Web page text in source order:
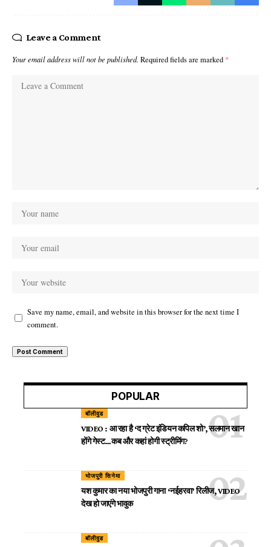
Leave a Comment
Your email address will not be published. Required fields are marked *
Save my name, email, and website in this browser for the next time I
comment.
POPULAR
बॉलीवुड
VIDEO : आ रहा है ‘द ग्रेट इंडियन कपिल शो’, सलमान खान
होंगे गेस्ट…कब और कहां होगी स्ट्रीमिंग?
भोजपुरी सिनेमा
यश कुमार का नया भोजपुरी गाना ‘नईहरवा’ रिलीज, VIDEO
देख हो जाएंगे भावुक
बॉलीवुड